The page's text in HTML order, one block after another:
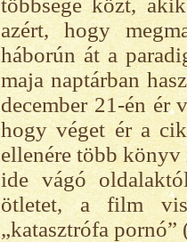
többsége közt,
azért, hogy
háborún át a
maja naptárban
december 21-én ér
hogy véget ér a
ellenére több könyv
ide vágó
ötletet, a film
„katasztrófa